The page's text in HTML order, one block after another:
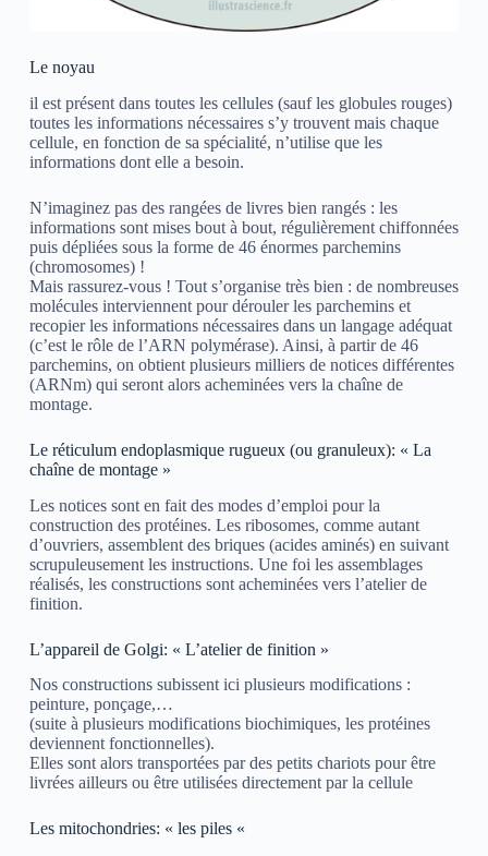
Le noyau
il est présent dans toutes les cellules (sauf les globules rouges)
toutes les informations nécessaires s’y trouvent mais chaque
cellule, en fonction de sa spécialité, n’utilise que les
informations dont elle a besoin.
N’imaginez pas des rangées de livres bien rangés : les
informations sont mises bout à bout, régulièrement chiffonnées
puis dépliées sous la forme de 46 énormes parchemins
(chromosomes) !
Mais rassurez-vous ! Tout s’organise très bien : de nombreuses
molécules interviennent pour dérouler les parchemins et
recopier les informations nécessaires dans un langage adéquat
(c’est le rôle de l’ARN polymérase). Ainsi, à partir de 46
parchemins, on obtient plusieurs milliers de notices différentes
(ARNm) qui seront alors acheminées vers la chaîne de
montage.
Le réticulum endoplasmique rugueux (ou granuleux): « La
chaîne de montage »
Les notices sont en fait des modes d’emploi pour la
construction des protéines. Les ribosomes, comme autant
d’ouvriers, assemblent des briques (acides aminés) en suivant
scrupuleusement les instructions. Une foi les assemblages
réalisés, les constructions sont acheminées vers l’atelier de
finition.
L’appareil de Golgi: « L’atelier de finition »
Nos constructions subissent ici plusieurs modifications :
peinture, ponçage,…
(suite à plusieurs modifications biochimiques, les protéines
deviennent fonctionnelles).
Elles sont alors transportées par des petits chariots pour être
livrées ailleurs ou être utilisées directement par la cellule
Les mitochondries: « les piles «